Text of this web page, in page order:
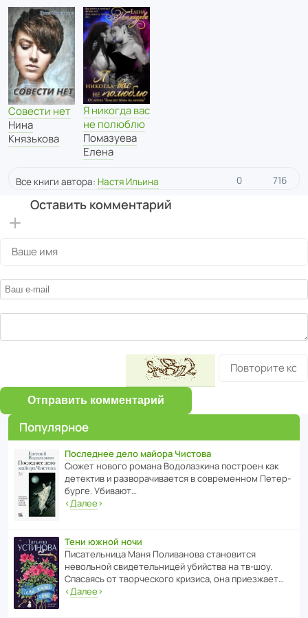
Совести нет
Нина
Князькова
Я никогда вас
не полюблю
Помазуева
Елена
Все книги автора: Настя Ильина 0 716
Оставить комментарий
Отправить комментарий
Популярное
Последнее дело майора Чистова
Сюжет нового романа Водо­ла­з­кина пост­роен как
дете­ктив и разво­ра­чи­ва­ется в совре­менном Пете­р­
бурге. Убивают…
‹Далее›
Тени южной ночи
Писа­тель­ница Маня Поли­ва­нова стано­вится
невольной свиде­тель­ницей убийства на тв-шоу.
Спасаясь от твор­че­с­кого кризиса, она приезжает…
‹Далее›